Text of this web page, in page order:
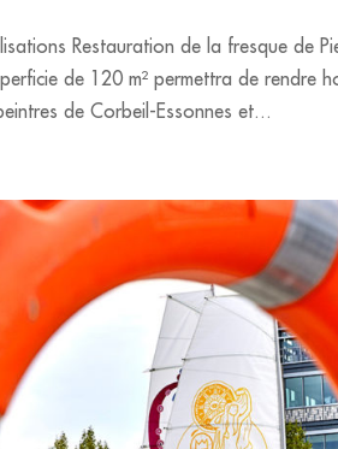
Restauration de la fresque de
de 120 m² permettra de rendre
de Corbeil-Essonnes et...